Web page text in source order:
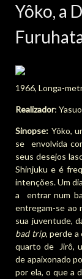
Yôko, a
1966, Longa-
Realizador:
Sinopse: Yôko,
se envolvida
seus desejos
Shinjuku e é
intenções. Um
a entrar num
entregam-se ao
sua juventude,
bad trip, perde a
quarto de Jirô,
de apaixonado
por ela, o que a